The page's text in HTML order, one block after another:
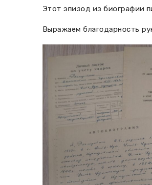
Этот эпизод из биографии
Выражаем благодарность